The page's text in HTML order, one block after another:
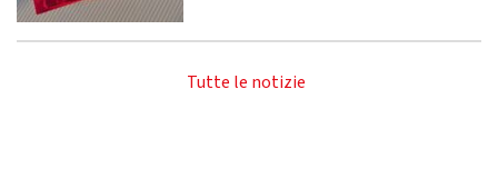
Tutte le notizie